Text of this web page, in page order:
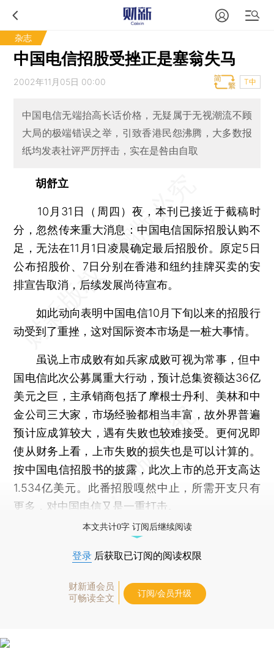
杂志
中国电信招股受挫正是塞翁失马
2002年11月05日 00:00 T中
中国电信无端抬高长话价格，无疑属于无视潮流不顾
大局的极端错误之举，引致香港民怨沸腾，大多数报
纸均发表社评严厉抨击，实在是咎由自取
胡舒立
10月31日（周四）夜，本刊已接近于截稿时
分，忽然传来重大消息：中国电信国际招股认购不
足，无法在11月1日凌晨确定最后招股价。原定5日
公布招股价、7日分别在香港和纽约挂牌买卖的安
排宣告取消，后续发展尚待宣布。
如此动向表明中国电信10月下旬以来的招股行
动受到了重挫，这对国际资本市场是一桩大事情。
虽说上市成败有如兵家成败可视为常事，但中
国电信此次公募属重大行动，预计总集资额达36亿
美元之巨，主承销商包括了摩根士丹利、美林和中
金公司三大家，市场经验都相当丰富，故外界普遍
预计应成算较大，遇有失败也较难接受。更何况即
使从财务上看，上市失败的损失也是可以计算的。
按中国电信招股书的披露，此次上市的总开支高达
1.534亿美元。此番招股嘎然中止，所需开支只有
更多，对中国电信又是一重打击。
本文共计0字 订阅后继续阅读
登录 后获取已订阅的阅读权限
财新通会员
可畅读全文
订阅/会员升级